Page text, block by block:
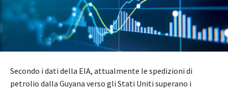
Secondo i dati della EIA, attualmente le spedizioni di
petrolio dalla Guyana verso gli Stati Uniti superano i